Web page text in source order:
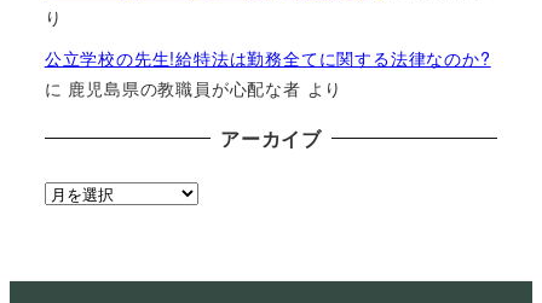
り
公立学校の先生!給特法は勤務全てに関する法律なのか?
に 鹿児島県の教職員が心配な者 より
アーカイブ
ア
イ